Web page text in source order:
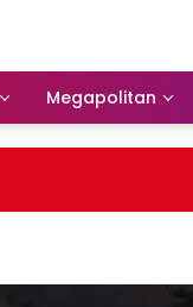
Megapolitan